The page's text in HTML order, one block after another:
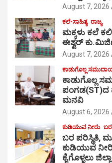
August 7, 2026
ಕಲೆ-ಸಾಹಿತ್ಯ ರಾಜ್ಯ
ಮಕ್ಕಳು ಕಲೆ
ಈಶ್ವರ್
August 7, 2026
ಕಾಡುಗೊಲ್ಲ
ಕಾಡುಗೊಲ್ಲ
ಪಂಗಡ(ST)ದ
ಮನವಿ
August 6, 2026
ಕುಡಿಯುವ ನೀರು ಬರ
ಬರ ಪರಿಸ್ಥಿತಿ,
ಕುಡಿಯುವ
ಕೈಗೊಳ್ಳಲು